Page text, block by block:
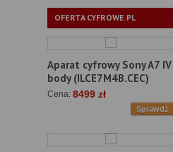
OFERTA CYFROWE.PL
Aparat cyfrowy Sony A7 IV
body (ILCE7M4B.CEC)
Cena: 8499 zł
Sprawdź